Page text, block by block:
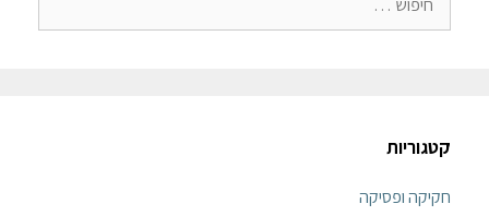
קטגוריות
חקיקה ופסיקה